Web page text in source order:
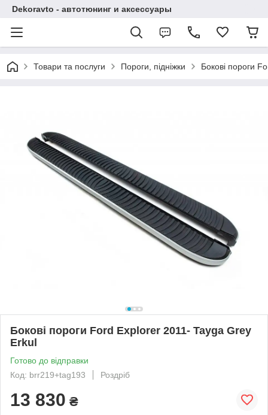
Dekoravto - автотюнинг и аксессуары
Товари та послуги Пороги, підніжки Бокові пороги
Бокові пороги Ford Explorer 2011- Tayga Grey
Erkul
Готово до відправки
Код: brr219+tag193
Роздріб
13 830 ₴